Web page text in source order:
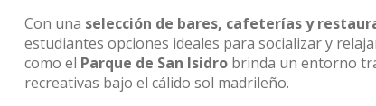
Con una selección de bares, cafeterías y
estudiantes opciones ideales para socializar y
como el Parque de San Isidro brinda un entorno
recreativas bajo el cálido sol madrileño.